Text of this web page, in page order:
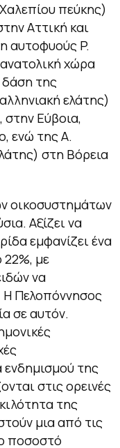
πεύκης)
Αττική και
αυτοφυούς P.
χώρα
δάση της
ελάτης)
στην Εύβοια,
ενώ τηςA.
στη Βόρεια
οικοσυστημάτων
Αξίζει να
εμφανίζει ένα
με
να
Η Πελοπόννησος
σε αυτόν.
ενδημισμού της
στις ορεινές
της
μια από τις
ποσοστό